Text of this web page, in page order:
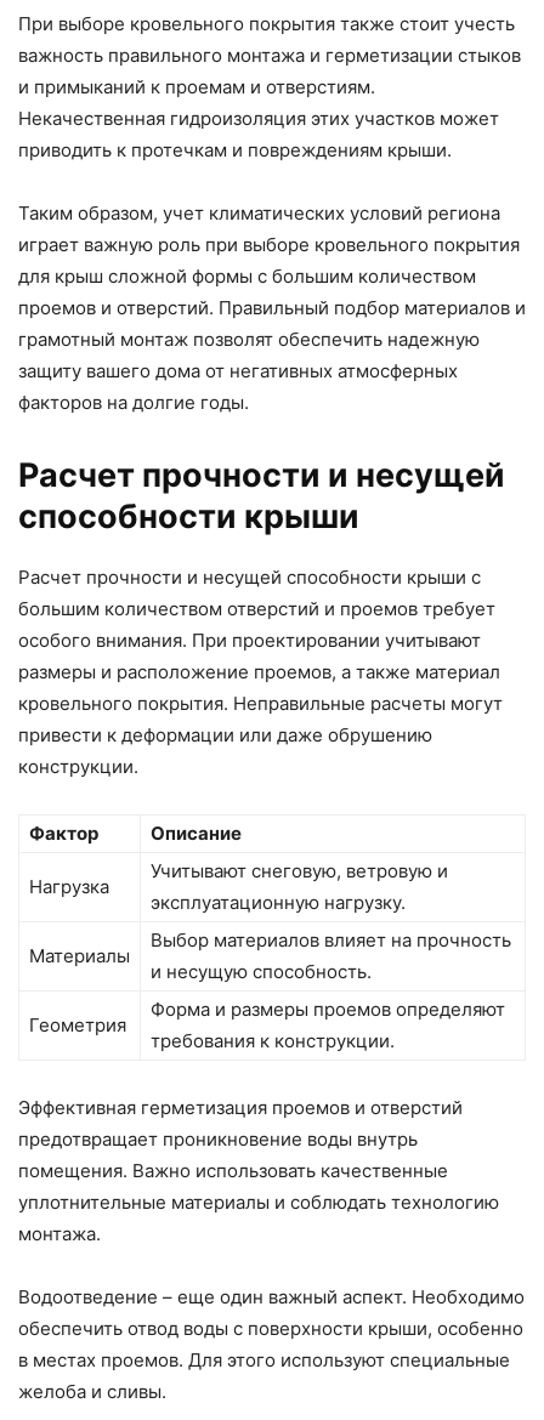
При выборе кровельного покрытия также стоит учесть
важность правильного монтажа и герметизации стыков
и примыканий к проемам и отверстиям.
Некачественная гидроизоляция этих участков может
приводить к протечкам и повреждениям крыши.
Таким образом, учет климатических условий региона
играет важную роль при выборе кровельного покрытия
для крыш сложной формы с большим количеством
проемов и отверстий. Правильный подбор материалов и
грамотный монтаж позволят обеспечить надежную
защиту вашего дома от негативных атмосферных
факторов на долгие годы.
Расчет прочности и несущей
способности крыши
Расчет прочности и несущей способности крыши с
большим количеством отверстий и проемов требует
особого внимания. При проектировании учитывают
размеры и расположение проемов, а также материал
кровельного покрытия. Неправильные расчеты могут
привести к деформации или даже обрушению
конструкции.
Фактор Описание
Нагрузка
Учитывают снеговую, ветровую и
эксплуатационную нагрузку.
Материалы
Выбор материалов влияет на прочность
и несущую способность.
Геометрия
Форма и размеры проемов определяют
требования к конструкции.
Эффективная герметизация проемов и отверстий
предотвращает проникновение воды внутрь
помещения. Важно использовать качественные
уплотнительные материалы и соблюдать технологию
монтажа.
Водоотведение – еще один важный аспект. Необходимо
обеспечить отвод воды с поверхности крыши, особенно
в местах проемов. Для этого используют специальные
желоба и сливы.